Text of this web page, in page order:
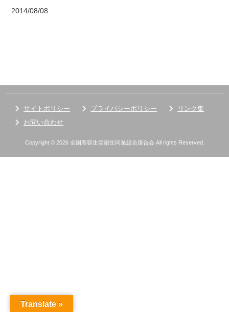
2014/08/08
サイトポリシー プライバシーポリシー
リンク集
お問い合わせ
Copyright © 2026 全国理容生活衛生同業組合連合会 All rights Reserved.
Translate »